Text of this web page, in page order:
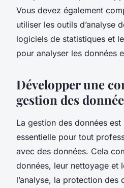
Vous devez également
utiliser les outils d’analyse
logiciels de statistiques et
pour analyser les données
Développer une
gestion des
La gestion des données
essentielle pour tout
avec des données. Cela
données, leur nettoyage et
l’analyse, la protection des